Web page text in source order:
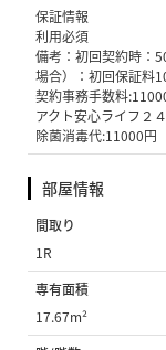
保証情報
利用必須
備考：初回契約時：
場合）：初回保証料
契約事務手数料
アクト安心ライフ２
除菌消毒代:11000円
部屋情報
間取り
1R
専有面積
17.67m²